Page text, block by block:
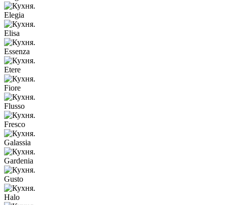
Elegia
Elisa
Essenza
Etere
Fiore
Flusso
Fresco
Galassia
Gardenia
Gusto
Halo